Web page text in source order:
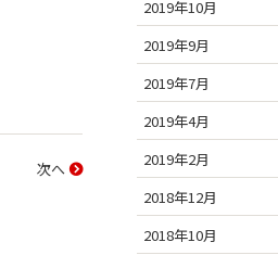
次へ
2019年10月
2019年9月
2019年7月
2019年4月
2019年2月
2018年12月
2018年10月